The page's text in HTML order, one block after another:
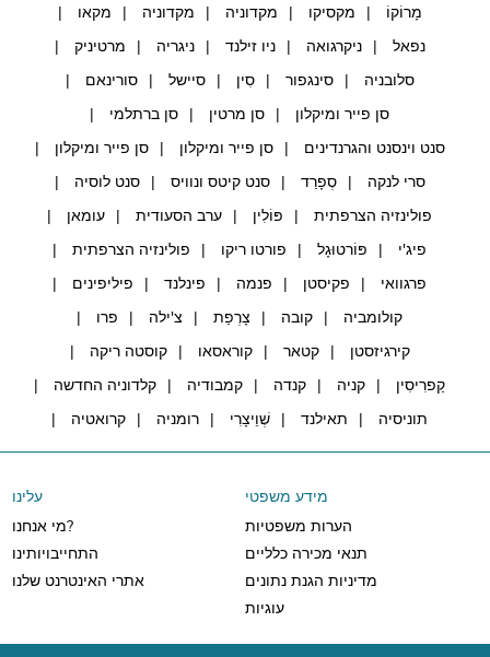
מקאו
מקדוניה מקדוניה מקסיקו
מָרוֹקוֹ
מרטיניק
ניגריה ניו זילנד ניקרגואה
נפאל
סורינאם
סיישל סִין סינגפור
סלובניה
סן ברתלמי
סן מרטין
סן פייר ומיקלון
סן פייר ומיקלון
סן פייר ומיקלון
סנט וינסנט והגרנדינים
סנט לוסיה
סנט קיטס ונוויס סְפָרַד
סרי לנקה
עומאן
ערב הסעודית פּוֹלִין
פולינזיה הצרפתית
פולינזיה הצרפתית
פורטו ריקו פּוֹרטוּגָל
פיג'י
פיליפינים
פינלנד פנמה פקיסטן
פרגוואי
פרו
צ'ילה צָרְפַת קובה
קולומביה
קוסטה ריקה
קוראסאו קטאר
קירגיזסטן
קלדוניה החדשה
קמבודיה קנדה קניה
קַפרִיסִין
קרואטיה
רומניה שְׁוֵיצָרִי תאילנד תוניסיה
עלינו
מי אנחנו?
התחייבויותינו
אתרי האינטרנט שלנו
מידע משפטי
הערות משפטיות
תנאי מכירה כלליים
מדיניות הגנת נתונים
עוגיות